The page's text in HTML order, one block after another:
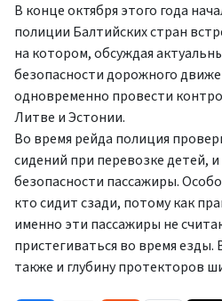
В конце октября этого года
полиции Балтийских стран
на котором, обсуждая
безопасности дорожного
одновременно провести
Литве и Эстонии.
Во время рейда полиция
сидений при перевозке детей,
безопасности пассажиры.
кто сидит сзади, потому как
именно эти пассажиры не
пристегиваться во время
также и глубину протекторов